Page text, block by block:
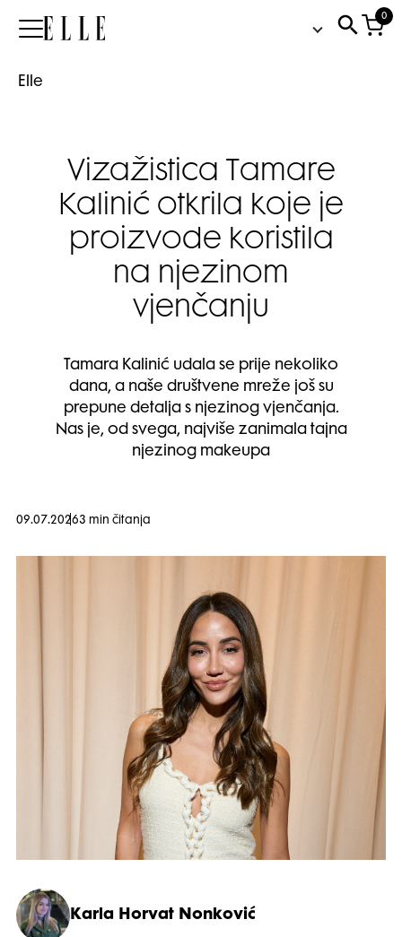
Elle
0
Elle
Vizažistica Tamare
Kalinić otkrila koje je
proizvode koristila
na njezinom
vjenčanju
Tamara Kalinić udala se prije nekoliko
dana, a naše društvene mreže još su
prepune detalja s njezinog vjenčanja.
Nas je, od svega, najviše zanimala tajna
njezinog makeupa
09.07.20263 min čitanja
Karla Horvat Nonković